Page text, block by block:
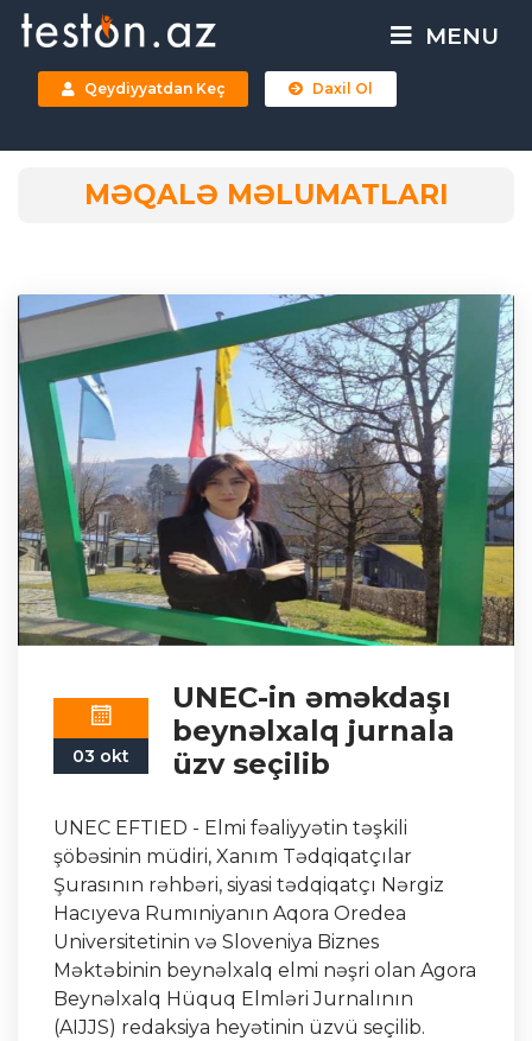
MENU
Qeydiyyatdan Keç Daxil Ol
MƏQALƏ MƏLUMATLARI
03 okt
UNEC-in əməkdaşı
beynəlxalq jurnala
üzv seçilib
UNEC EFTIED - Elmi fəaliyyətin təşkili
şöbəsinin müdiri, Xanım Tədqiqatçılar
Şurasının rəhbəri, siyasi tədqiqatçı Nərgiz
Hacıyeva Rumıniyanın Aqora Oredea
Universitetinin və Sloveniya Biznes
Məktəbinin beynəlxalq elmi nəşri olan Agora
Beynəlxalq Hüquq Elmləri Jurnalının
(AIJJS) redaksiya heyətinin üzvü seçilib.